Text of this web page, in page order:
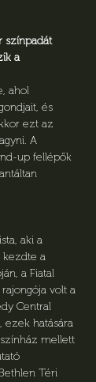
színpadát
a
ahol
és
ezt az
A
up fellépők
aki a
kezdte a
a Fiatal
volt a
Central
ezek hatására
mellett
Téri